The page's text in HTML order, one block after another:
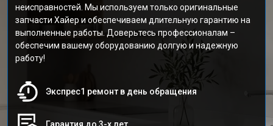
неисправностей. Мы используем только оригинальные
запчасти Хайер и обеспечиваем длительную гарантию на
выполненные работы. Доверьтесь профессионалам –
обеспечим вашему оборудованию долгую и надежную
работу!
Экспрес1 ремонт в день обращения